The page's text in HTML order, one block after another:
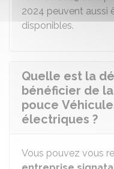
2024 peuvent aussi
disponibles.
Quelle est la
bénéficier de
pouce
électriques ?
Vous pouvez vous